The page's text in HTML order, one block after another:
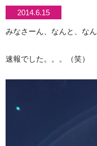
2014.6.15
みなさーん、なんと、な
速報でした。。。（笑）